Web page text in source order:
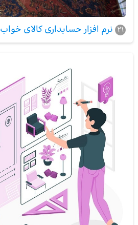
21 نرم افزار حسابداری کالای خواب